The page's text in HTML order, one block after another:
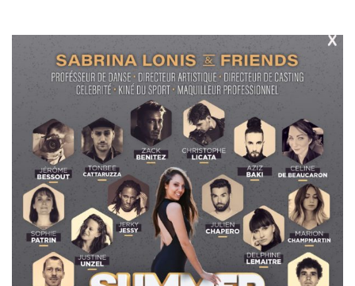
Navigation
l’article